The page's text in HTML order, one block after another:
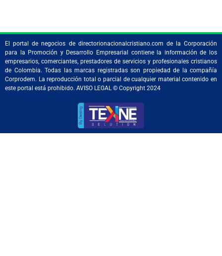
El portal de negocios de directorionacionalcristiano.com de la Corporación
para la Promoción y Desarrollo Empresarial contiene la información de los
empresarios, comerciantes, prestadores de servicios y profesionales cristianos
de Colombia. Todas las marcas registradas son propiedad de la compañía
Corprodem. La reproducción total o parcial de cualquier material contenido en
este portal está prohibido. AVISO LEGAL © Copyright 2024